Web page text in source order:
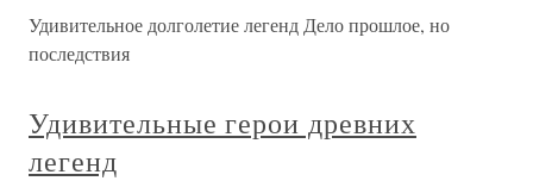
Удивительное долголетие легенд Дело прошлое, но
последствия
Удивительные герои древних
легенд